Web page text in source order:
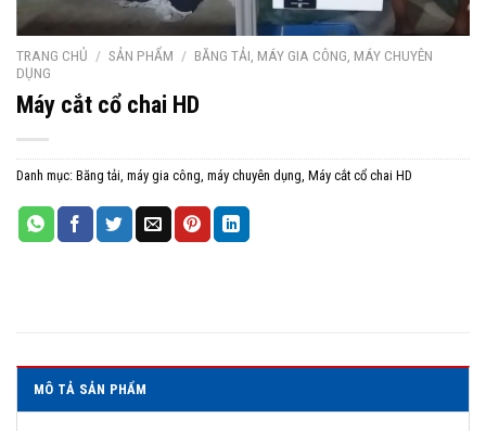
TRANG CHỦ / SẢN PHẨM / BĂNG TẢI, MÁY GIA CÔNG, MÁY CHUYÊN
DỤNG
Máy cắt cổ chai HD
Danh mục: Băng tải, máy gia công, máy chuyên dụng Máy cắt cổ chai HD
MÔ TẢ SẢN PHẨM